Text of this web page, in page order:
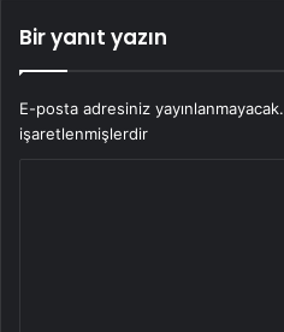
Bir yanıt yazın
E-posta adresiniz yayınlanmayacak.
işaretlenmişlerdir